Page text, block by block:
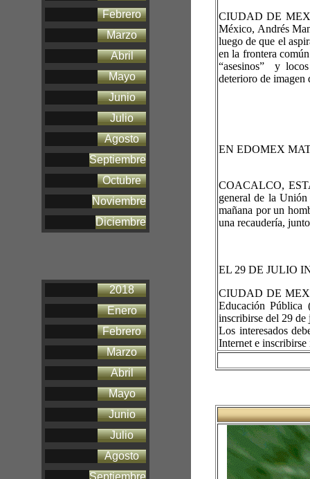
Febrero
Marzo
Abril
Mayo
Junio
Julio
Agosto
Septiembre
Octubre
Noviembre
Diciembre
2018
Enero
Febrero
Marzo
Abril
Mayo
Junio
Julio
Agosto
Septiembre
CIUDAD DE
México, Andrés
luego de que el
en la frontera
“asesinos” y
deterioro de imagen
EN EDOMEX
COACALCO,
general de la
mañana por un
una recaudería,
EL 29 DE JULIO
CIUDAD DE
Educación Pública
inscribirse del 29
Los interesados
Internet e